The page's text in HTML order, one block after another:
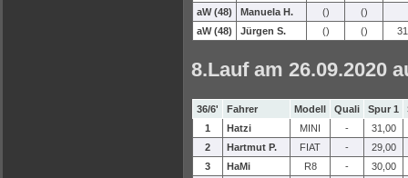
aW (48)
Manuela H. ()
()
aW (48)
Jürgen S. () () 31
8.Lauf am 26.09.2020
36/6' Fahrer Modell Quali Spur 1
1
Hatzi MINI -
31,00
2
Hartmut P. FIAT -
29,00
3
HaMi R8 -
30,00